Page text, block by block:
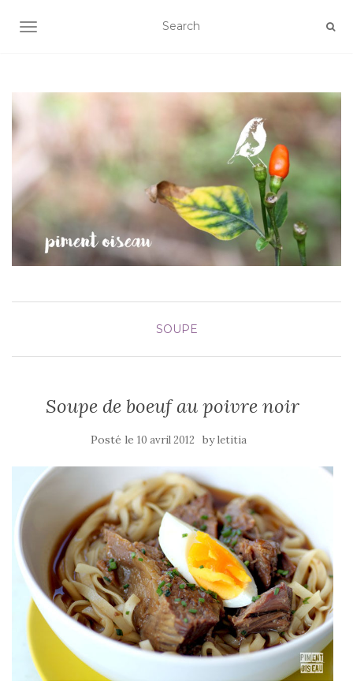
AFFICHER/MASQUER LA NAVIGATION
SOUPE
Soupe de boeuf au poivre noir
Posté le 10 avril 2012 byletitia